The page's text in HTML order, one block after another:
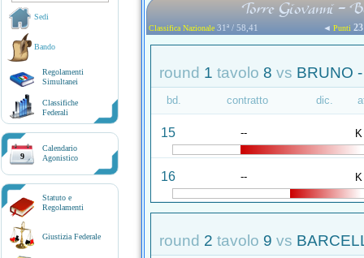
Sedi
Bando
Regolamenti
Simultanei
Classifiche
Federali
9
Calendario
Agonistico
Statuto e
Regolamenti
Giustizia Federale
Torre Giovanni -
Classifica Nazionale 31ª / 58,41 ◄ Punti 23
round 1 tavolo 8 vs BRUNO
bd. contratto dic.
15 -- K
16 -- K
round 2 tavolo 9 vs